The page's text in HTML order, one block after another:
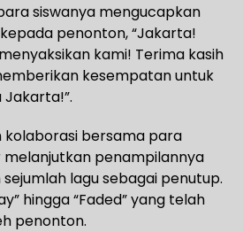
siswanya mengucapkan
penonton, “Jakarta!
kami! Terima kasih
kesempatan untuk
bersama para
melanjutkan penampilannya
lagu sebagai penutup.
hingga “Faded” yang telah
penonton.